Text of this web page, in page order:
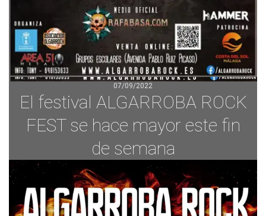
07/09/2022
El festival ALGARROBA ROCK
FEST se hace mayor este fin
de semana